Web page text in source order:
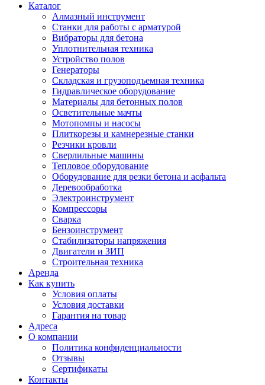
Каталог
Алмазный инструмент
Станки для работы с арматурой
Вибраторы для бетона
Уплотнительная техника
Устройство полов
Генераторы
Складская и грузоподъемная техника
Гидравлическое оборудование
Материалы для бетонных полов
Осветительные мачты
Мотопомпы и насосы
Плиткорезы и камнерезные станки
Резчики кровли
Сверлильные машины
Тепловое оборудование
Оборудование для резки бетона и асфальта
Деревообработка
Электроинструмент
Компрессоры
Сварка
Бензоинструмент
Стабилизаторы напряжения
Двигатели и ЗИП
Строительная техника
Аренда
Как купить
Условия оплаты
Условия доставки
Гарантия на товар
Адреса
О компании
Политика конфиденциальности
Отзывы
Сертификаты
Контакты